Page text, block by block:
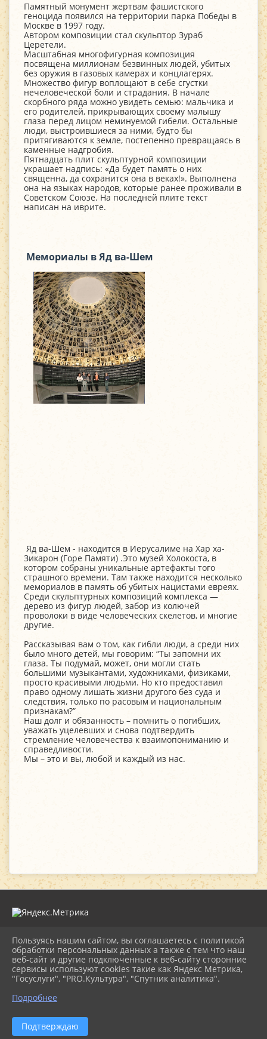
Памятный монумент жертвам фашистского
геноцида появился на территории парка Победы в
Москве в 1997 году.
Автором композиции стал скульптор Зураб
Церетели.
Масштабная многофигурная композиция
посвящена миллионам безвинных людей, убитых
без оружия в газовых камерах и концлагерях.
Множество фигур воплощают в себе сгустки
нечеловеческой боли и страдания. В начале
скорбного ряда можно увидеть семью: мальчика и
его родителей, прикрывающих своему малышу
глаза перед лицом неминуемой гибели. Остальные
люди, выстроившиеся за ними, будто бы
притягиваются к земле, постепенно превращаясь в
каменные надгробия.
Пятнадцать плит скульптурной композиции
украшает надпись: «Да будет память о них
священна, да сохранится она в веках!». Выполнена
она на языках народов, которые ранее проживали в
Советском Союзе. На последней плите текст
написан на иврите.
Мемориалы в Яд ва-Шем
Яд ва-Шем - находится в Иерусалиме на Хар ха-
Зикарон (Горе Памяти) .Это музей Холокоста, в
котором собраны уникальные артефакты того
страшного времени. Там также находится несколько
мемориалов в память об убитых нацистами евреях.
Среди скульптурных композиций комплекса —
дерево из фигур людей, забор из колючей
проволоки в виде человеческих скелетов, и многие
другие.
Рассказывая вам о том, как гибли люди, а среди них
было много детей, мы говорим: “Ты запомни их
глаза. Ты подумай, может, они могли стать
большими музыкантами, художниками, физиками,
просто красивыми людьми. Но кто предоставил
право одному лишать жизни другого без суда и
следствия, только по расовым и национальным
признакам?”
Наш долг и обязанность – помнить о погибших,
уважать уцелевших и снова подтвердить
стремление человечества к взаимопониманию и
справедливости.
Мы – это и вы, любой и каждый из нас.
2026 г. novorgevrkk.ru
Вход
Карта сайта
Политика обработки персональных данных
Сделано на KubCMS
Пользуясь нашим сайтом, вы соглашаетесь с политикой
обработки персональных данных а также с тем что наш
веб-сайт и другие подключенные к веб-сайту сторонние
сервисы используют cookies такие как Яндекс Метрика,
"Госуслуги", "PRO.Культура", "Спутник аналитика".
Подробнее
Подтверждаю